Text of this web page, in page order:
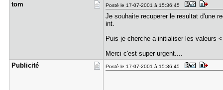
tom Posté le 17-07-2001 à 15:36:45
Je souhaite recuperer le resultat d'une
int.
Puis je cherche a initialiser les valeurs
Merci c'est super urgent....
Publicité
Posté le 17-07-2001 à 15:36:45